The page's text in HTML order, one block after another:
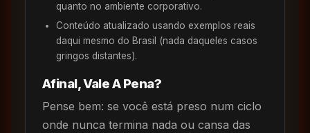
quanto no ambiente corporativo.
Conteúdo atualizado usando exemplos reais
daqui mesmo do Brasil (nada daqueles casos
gringos distantes).
Afinal, Vale A Pena?
Pense bem: se você está preso num ciclo
onde nunca termina nada ou cansa das